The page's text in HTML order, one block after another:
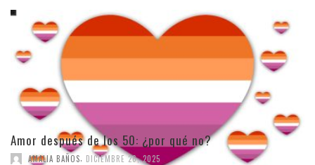
Amor después de los 50: ¿por qué no?
AMALIA BAÑOS DICIEMBRE 26, 2025